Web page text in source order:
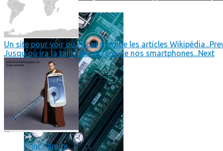
Un site pour voir où et qui modifie les articles Wikipédia...
Jusqu'où ira la taille des écrans de nos smartphones...Next
Print'Minute